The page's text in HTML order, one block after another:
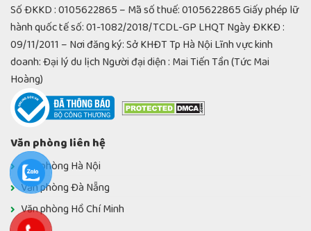
Số ĐKKD : 0105622865 – Mã số thuế: 0105622865 Giấy phép lữ
hành quốc tế số: 01-1082/2018/TCDL-GP LHQT Ngày ĐKKĐ :
09/11/2011 – Nơi đăng ký: Sở KHĐT Tp Hà Nội Lĩnh vực kinh
doanh: Đại lý du lịch Người đại diện : Mai Tiến Tần (Tức Mai
Hoàng)
Văn phòng liên hệ
Văn phòng Hà Nội
Văn phòng Đà Nẵng
Văn phòng Hồ Chí Minh